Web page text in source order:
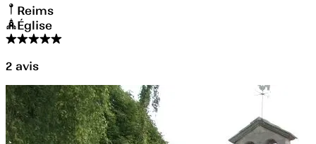
Reims
Église
2 avis